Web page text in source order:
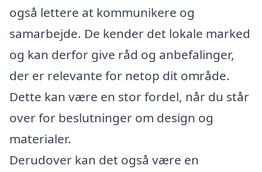
også lettere at kommunikere og
samarbejde. De kender det lokale marked
og kan derfor give råd og anbefalinger,
der er relevante for netop dit område.
Dette kan være en stor fordel, når du står
over for beslutninger om design og
materialer.
Derudover kan det også være en